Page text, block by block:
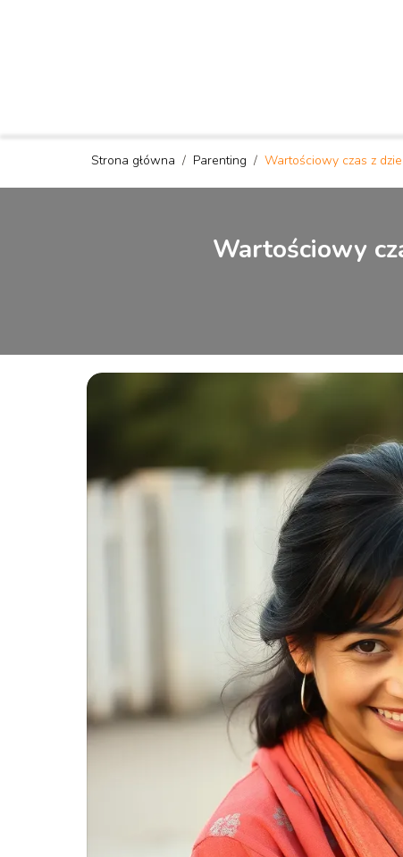
Strona główna / Parenting / Wartościowy czas z
Wartościowy